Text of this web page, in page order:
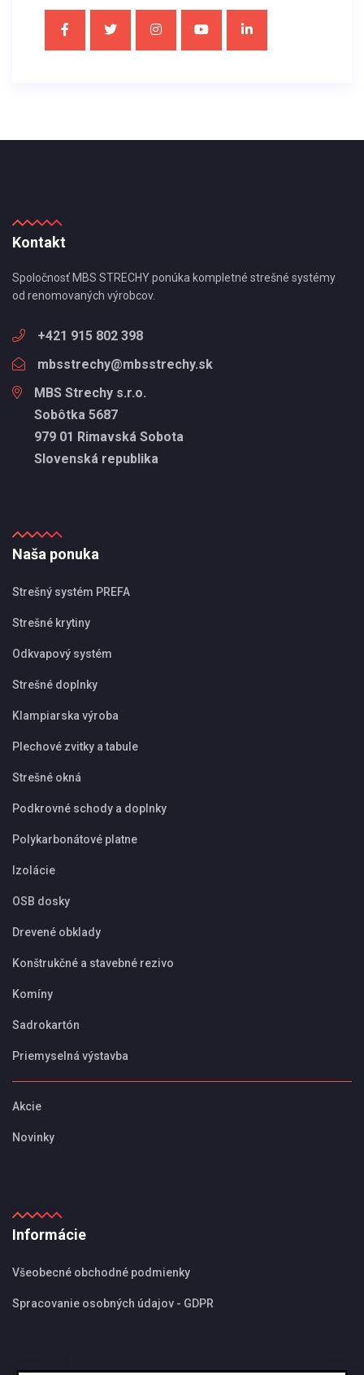
Kontakt
Spoločnosť MBS STRECHY ponúka kompletné strešné systémy
od renomovaných výrobcov.
+421 915 802 398
mbsstrechy@mbsstrechy.sk
MBS Strechy s.r.o.
Sobôtka 5687
979 01 Rimavská Sobota
Slovenská republika
Naša ponuka
Strešný systém PREFA
Strešné krytiny
Odkvapový systém
Strešné doplnky
Klampiarska výroba
Plechové zvitky a tabule
Strešné okná
Podkrovné schody a doplnky
Polykarbonátové platne
Izolácie
OSB dosky
Drevené obklady
Konštrukčné a stavebné rezivo
Komíny
Sadrokartón
Priemyselná výstavba
Akcie
Novinky
Informácie
Všeobecné obchodné podmienky
Spracovanie osobných údajov - GDPR